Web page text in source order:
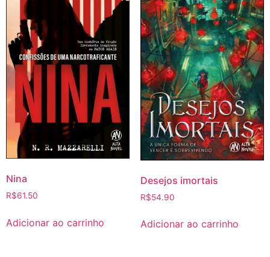
Nina
R$61.50
Adicionar ao carrinho
Desejos imortais
R$54.90
Adicionar ao carrinho